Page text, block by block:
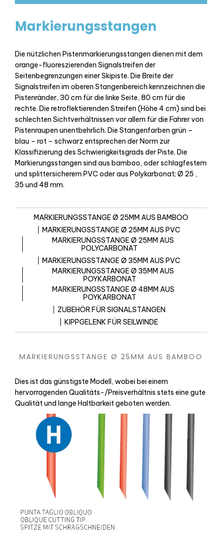
Markierungsstangen
Die nützlichen Pistenmarkierungsstangen dienen mit dem
orange-fluoreszierenden Signalstreifen der
Seitenbegrenzungen einer Skipiste. Die Breite der
Signalstreifen im oberen Stangenbereich kennzeichnen die
Pistenränder, 30 cm für die linke Seite, 80 cm für die
rechte. Die retroflektierenden Streifen (Höhe 4 cm) sind bei
schlechten Sichtverhältnissen vor allem für die Fahrer von
Pistenraupen unentbehrlich. Die Stangenfarben grün –
blau – rot – schwarz entsprechen der Norm zur
Klassifizierung des Schwierigkeitsgrads der Piste. Die
Markierungsstangen sind aus bamboo, oder schlagfestem
und splittersicherem PVC oder aus Polykarbonat; Ø 25 ,
35 und 48 mm.
MARKIERUNGSSTANGE Ø 25MM AUS BAMBOO
MARKIERUNGSSTANGE Ø 25MM AUS PVC
MARKIERUNGSSTANGE Ø 25MM AUS
POLYCARBONAT
MARKIERUNGSSTANGE Ø 35MM AUS PVC
MARKIERUNGSSTANGE Ø 35MM AUS
POYKARBONAT
MARKIERUNGSSTANGE Ø 48MM AUS
POYKARBONAT
ZUBEHÖR FÜR SIGNALSTANGEN
KIPPGELENK FÜR SEILWINDE
MARKIERUNGSSTANGE Ø 25MM AUS BAMBOO
Dies ist das günstigste Modell, wobei bei einem
hervorragenden Qualitäts-/Preisverhältnis stets eine gute
Qualität und lange Haltbarkeit geboten werden.